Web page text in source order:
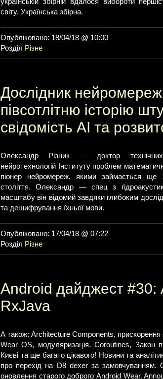
світу. Українська збірна.
Опубліковано: 18/04/18 @ 10:00
Розділ Різне
Дослідник
півсотлітню історію
свідомість АІ та
Олександр Різник — доктор
нейротехнологій Інституту проблем
піонер нейромереж, якими займається ще
століття. Олександр — спец з
масштабу він відомий завдяки глибоким
та дешифрування їхньої мови.
Опубліковано: 17/04/18 @ 07:22
Розділ Різне
Android дайджест #30:
RxJava
А також: Architecture Components,
Wear OS, модуляризація, Coroutines, Закон
Києві та ще багато цікавого! Новини та
про перехід на D8 dexer за
оновлення старого доброго Android Wear.